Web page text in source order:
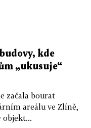
kde
„ukusuje“
začala bourat
areálu ve Zlíně,
objekt...